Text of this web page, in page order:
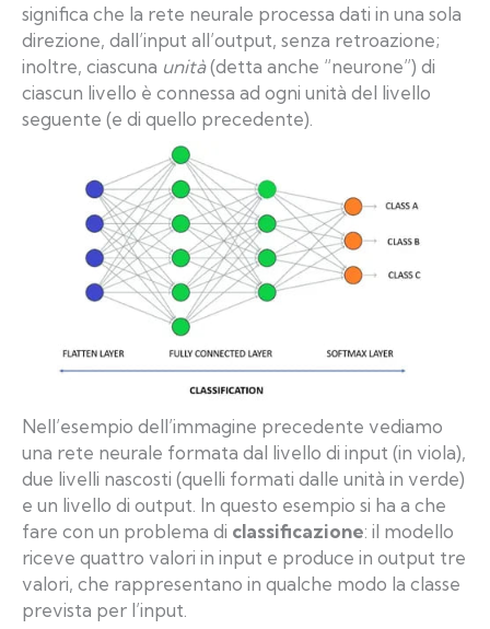
significa che la rete neurale processa dati in una sola
direzione, dall’input all’output, senza retroazione;
inoltre, ciascuna unità(detta anche “neurone”) di
ciascun livello è connessa ad ogni unità del livello
seguente (e di quello precedente).
Nell’esempio dell’immagine precedente vediamo
una rete neurale formata dal livello di input (in viola),
due livelli nascosti (quelli formati dalle unità in verde)
e un livello di output. In questo esempio si ha a che
fare con un problema di classificazione: il modello
riceve quattro valori in input e produce in output tre
valori, che rappresentano in qualche modo la classe
prevista per l’input.